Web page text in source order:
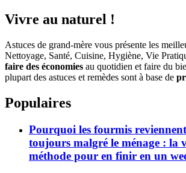
Vivre au naturel !
Astuces de grand-mère vous présente les
Nettoyage, Santé, Cuisine, Hygiène, Vie
faire des économies au quotidien et faire du
plupart des astuces et remèdes sont à base de
Populaires
Pourquoi les fourmis reviennent
toujours malgré le ménage : la
méthode pour en finir en un